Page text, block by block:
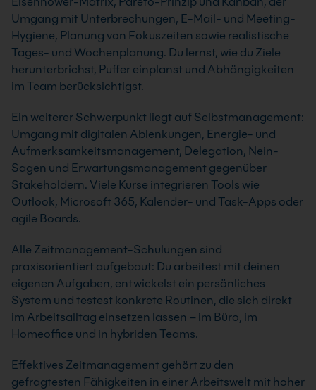
Umgang mit Unterbrechungen, E-Mail- und Meeting-
Hygiene, Planung von Fokuszeiten sowie realistische
Tages- und Wochenplanung. Du lernst, wie du Ziele
herunterbrichst, Puffer einplanst und Abhängigkeiten
im Team berücksichtigst.
Ein weiterer Schwerpunkt liegt auf Selbstmanagement:
Umgang mit digitalen Ablenkungen, Energie- und
Aufmerksamkeitsmanagement, Delegation, Nein-
Sagen und Erwartungsmanagement gegenüber
Stakeholdern. Viele Kurse integrieren Tools wie
Outlook, Microsoft 365, Kalender- und Task-Apps oder
agile Boards.
Alle Zeitmanagement-Schulungen sind
praxisorientiert aufgebaut: Du arbeitest mit deinen
eigenen Aufgaben, entwickelst ein persönliches
System und testest konkrete Routinen, die sich direkt
im Arbeitsalltag einsetzen lassen – im Büro, im
Homeoffice und in hybriden Teams.
Effektives Zeitmanagement gehört zu den
gefragtesten Fähigkeiten in einer Arbeitswelt mit hoher